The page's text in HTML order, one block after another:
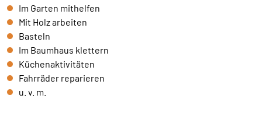
Im Garten mithelfen
Mit Holz arbeiten
Basteln
Im Baumhaus klettern
Küchenaktivitäten
Fahrräder reparieren
u. v. m.
Einbindung der Newsletteranmeldung.
Cookie Laufzeit:
Dauer der Sitzung